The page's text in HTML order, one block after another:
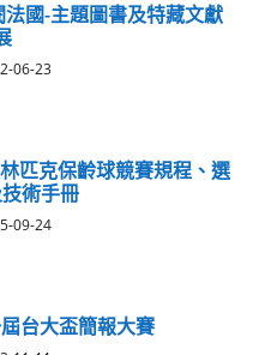
國-主題圖書及特藏文獻
06-23
匹克保齡球競賽規程、選
術手冊
09-24
台大盃簡報大賽